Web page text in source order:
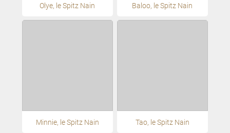
Olye, le Spitz Nain Baloo, le Spitz Nain
Minnie, le Spitz Nain Tao, le Spitz Nain